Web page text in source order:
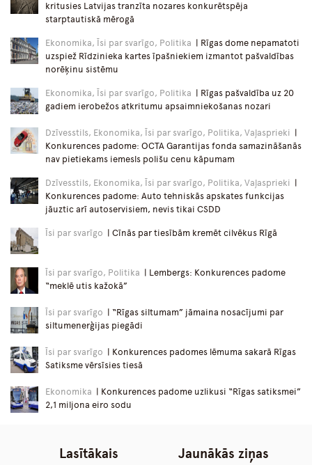
kritusies Latvijas tranzīta nozares konkurētspēja
starptautiskā mērogā
Ekonomika, Īsi par svarīgo, Politika | Rīgas dome nepamatoti
uzspiež Rīdzinieka kartes īpašniekiem izmantot pašvaldības
norēķinu sistēmu
Ekonomika, Īsi par svarīgo, Politika | Rīgas pašvaldība uz 20
gadiem ierobežos atkritumu apsaimniekošanas nozari
Dzīvesstils, Ekonomika, Īsi par svarīgo, Politika, Vaļasprieki |
Konkurences padome: OCTA Garantijas fonda samazināšanās
nav pietiekams iemesls polišu cenu kāpumam
Dzīvesstils, Ekonomika, Īsi par svarīgo, Politika, Vaļasprieki |
Konkurences padome: Auto tehniskās apskates funkcijas
jāuztic arī autoservisiem, nevis tikai CSDD
Īsi par svarīgo | Cīnās par tiesībām kremēt cilvēkus Rīgā
Īsi par svarīgo, Politika | Lembergs: Konkurences padome
“meklē utis kažokā”
Īsi par svarīgo | “Rīgas siltumam” jāmaina nosacījumi par
siltumenerģijas piegādi
Īsi par svarīgo | Konkurences padomes lēmuma sakarā Rīgas
Satiksme vērsīsies tiesā
Ekonomika | Konkurences padome uzlikusi “Rīgas satiksmei”
2,1 miljona eiro sodu
Lasītākais Jaunākās ziņas